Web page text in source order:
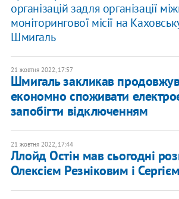
організацій задля організації
моніторингової місії на
Шмигаль
21 жовтня 2022, 17:57
Шмигаль закликав
економно споживати
запобігти відключенням
21 жовтня 2022, 17:44
Ллойд Остін мав сьогодні
Олексієм Резніковим і